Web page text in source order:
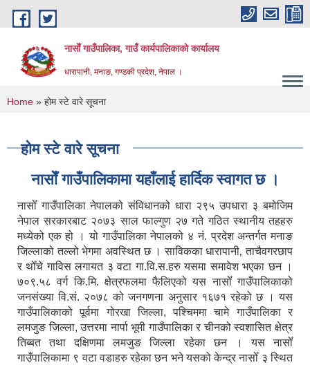
Skip to main content
नासाेँ गाउँपालिका, गाउँ कार्यपालिकाकाे कार्यालय
धारापानी, मनाङ, गण्डकी प्रदेश, नेपाल ।
You are here
Home » होम स्टे वारे सूचना
होम स्टे वारे सूचना
नासाेँ गाउँपालिकामा यहाँलाई हार्दिक स्वागत छ ।
नासोँ गाउँपालिका नेपालको संविधानको धारा २९५ उपधारा ३ बमोजिम
नेपाल सरकारबाट २०७३ साल फाल्गुण २७ गते गठित स्थानीय तहहरु
मध्येको एक हो । यो गाउँपालिका नेपालको ४ नं. प्रदेश अन्तर्गत मनाङ
जिल्लाको तल्लो भेगमा अवस्थित छ । साविकका धारापानी‚ ताचैवगरछाप
र थोँचे गाविस लगायत ३ वटा गा.वि.स.हरु यसमा समावेश भएका छन ।
७०९.५८ वर्ग कि.मि. क्षेत्रफलमा फैलिएको यस नासोँ गाउँपालिकाको
जनसंख्या वि.सं. २०७८ को जनगणना अनुसार १६७१ रहेको छ । यस
गाउँपालिकाको पूर्वमा गोरखा जिल्ला, पश्चिममा चामे गाउँपालिका र
लमजुङ जिल्ला, उत्तरमा नार्पा भूमी गाउँपालिका र चीनको स्वशासित क्षेत्र
तिब्बत तथा दक्षिणमा लमजुङ जिल्ला रहेका छन । यस नासोँ
गाउँपालिकामा ९ वटा वडाहरु रहेका छन भने यसको केन्द्र नासोँ ३ स्थित